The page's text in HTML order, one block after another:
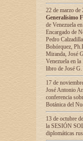
22 de marzo
Generalísimo
de Venezuela
Encargado de
Pedro
Bohórquez,
Miranda, José
Venezuela en
libro de José
17 de
José Antonio
conferencia
Botánica del
13 de octubre
la SESIÓN
diplomáticas